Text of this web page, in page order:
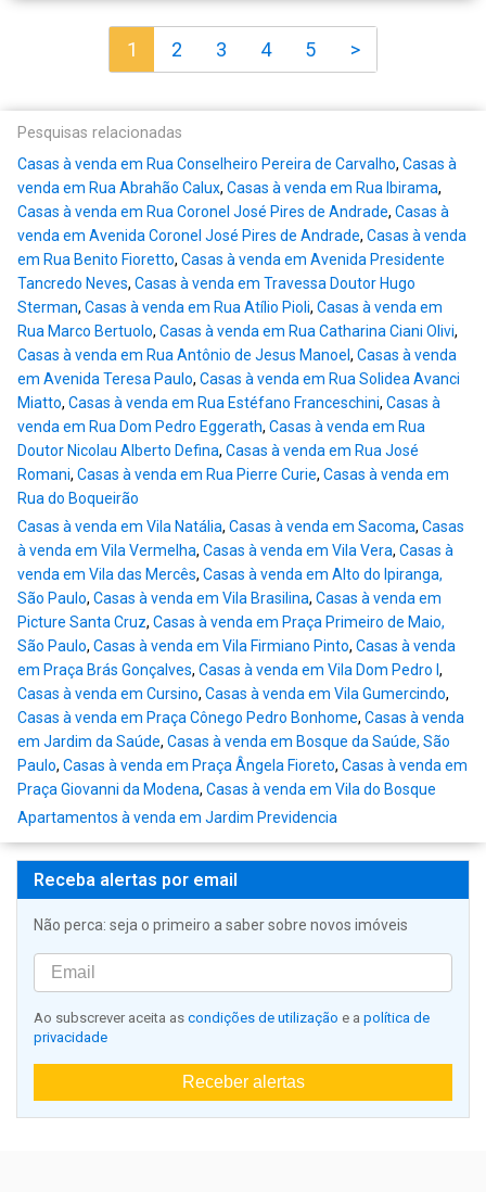
1 2 3 4 5 >
Pesquisas relacionadas
Casas à venda em Rua Conselheiro Pereira de Carvalho, Casas à
venda em Rua Abrahão Calux, Casas à venda em Rua Ibirama,
Casas à venda em Rua Coronel José Pires de Andrade, Casas à
venda em Avenida Coronel José Pires de Andrade, Casas à venda
em Rua Benito Fioretto, Casas à venda em Avenida Presidente
Tancredo Neves, Casas à venda em Travessa Doutor Hugo
Sterman, Casas à venda em Rua Atílio Pioli, Casas à venda em
Rua Marco Bertuolo, Casas à venda em Rua Catharina Ciani Olivi,
Casas à venda em Rua Antônio de Jesus Manoel , Casas à venda
em Avenida Teresa Paulo, Casas à venda em Rua Solidea Avanci
Miatto, Casas à venda em Rua Estéfano Franceschini, Casas à
venda em Rua Dom Pedro Eggerath, Casas à venda em Rua
Doutor Nicolau Alberto Defina, Casas à venda em Rua José
Romani, Casas à venda em Rua Pierre Curie, Casas à venda em
Rua do Boqueirão
Casas à venda em Vila Natália, Casas à venda em Sacoma, Casas
à venda em Vila Vermelha, Casas à venda em Vila Vera, Casas à
venda em Vila das Mercês, Casas à venda em Alto do Ipiranga,
São Paulo, Casas à venda em Vila Brasilina, Casas à venda em
Picture Santa Cruz, Casas à venda em Praça Primeiro de Maio,
São Paulo, Casas à venda em Vila Firmiano Pinto, Casas à venda
em Praça Brás Gonçalves, Casas à venda em Vila Dom Pedro I ,
Casas à venda em Cursino, Casas à venda em Vila Gumercindo,
Casas à venda em Praça Cônego Pedro Bonhome, Casas à venda
em Jardim da Saúde, Casas à venda em Bosque da Saúde, São
Paulo, Casas à venda em Praça Ângela Fioreto, Casas à venda em
Praça Giovanni da Modena, Casas à venda em Vila do Bosque
Apartamentos à venda em Jardim Previdencia
Receba alertas por email
Não perca: seja o primeiro a saber sobre novos imóveis
Ao subscrever aceita as condições de utilização e a política de
privacidade
Receber alertas